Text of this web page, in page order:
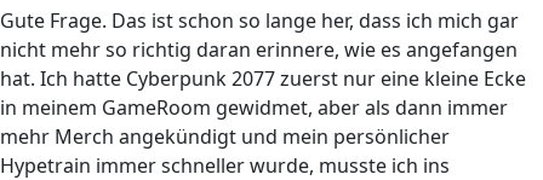
Gute Frage. Das ist schon so lange her, dass ich mich gar
nicht mehr so richtig daran erinnere, wie es angefangen
hat. Ich hatte Cyberpunk 2077 zuerst nur eine kleine Ecke
in meinem GameRoom gewidmet, aber als dann immer
mehr Merch angekündigt und mein persönlicher
Hypetrain immer schneller wurde, musste ich ins